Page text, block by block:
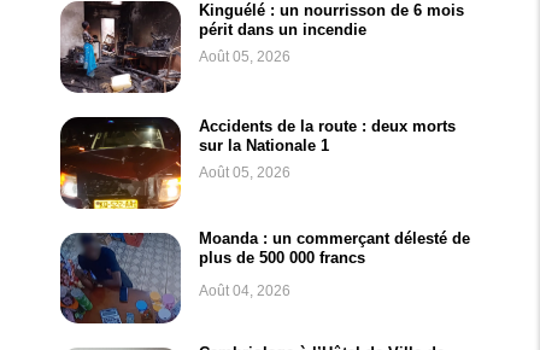
Kinguélé : un nourrisson de 6 mois
périt dans un incendie
Août 05, 2026
Accidents de la route : deux morts
sur la Nationale 1
Août 05, 2026
Moanda : un commerçant délesté de
plus de 500 000 francs
Août 04, 2026